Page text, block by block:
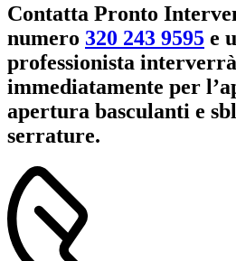
Contatta Pronto
numero 320 243 9595 e
professionista interverrà
immediatamente per
apertura basculanti e
serrature.